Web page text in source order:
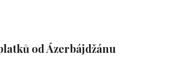
od Ázerbájdžánu